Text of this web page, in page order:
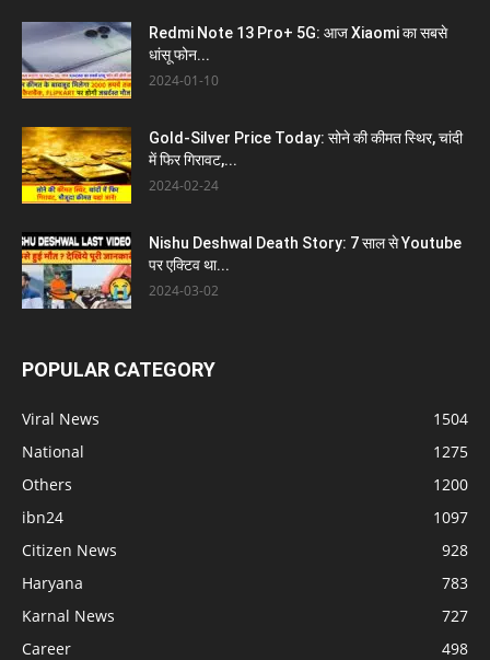
Redmi Note 13 Pro+ 5G: आज Xiaomi का सबसे
धांसू फोन...
2024-01-10
Gold-Silver Price Today: सोने की कीमत स्थिर, चांदी
में फिर गिरावट,...
2024-02-24
Nishu Deshwal Death Story: 7 साल से Youtube
पर एक्टिव था...
2024-03-02
POPULAR CATEGORY
Viral News
1504
National
1275
Others
1200
ibn24
1097
Citizen News
928
Haryana
783
Karnal News
727
Career
498